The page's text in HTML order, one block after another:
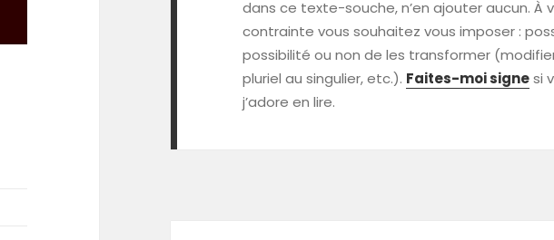
dans ce texte-souche, n’en ajouter aucun. À
contrainte vous souhaitez vous imposer :
possibilité ou non de les transformer
pluriel au singulier, etc.). Faites-moi signesi
j’adore en lire.